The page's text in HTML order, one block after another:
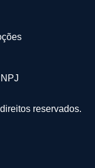
reservados.